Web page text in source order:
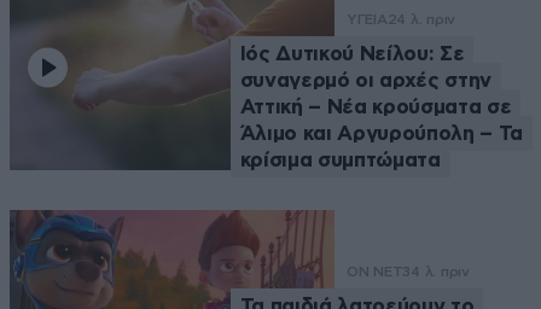
ΥΓΕΙΑ 24 λ. πριν
Ιός Δυτικού Νείλου: Σε
συναγερμό οι αρχές στην
Αττική – Νέα κρούσματα σε
Άλιμο και Αργυρούπολη – Τα
κρίσιμα συμπτώματα
ON NET34 λ. πριν